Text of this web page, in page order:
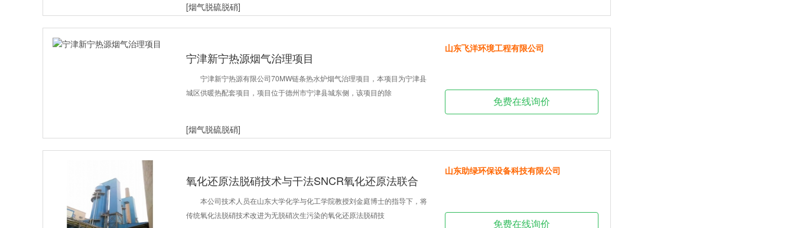
[烟气脱硫脱硝]
宁津新宁热源烟气治理项目
宁津新宁热源有限公司70MW链条热水炉烟气治理项目，本项目为宁津县
城区供暖热配套项目，项目位于德州市宁津县城东侧，该项目的除
[烟气脱硫脱硝]
山东飞洋环境工程有限公司
免费在线询价
氧化还原法脱硝技术与干法SNCR氧化还原法联合
脱硝技术
本公司技术人员在山东大学化学与化工学院教授刘金庭博士的指导下，将
传统氧化法脱硝技术改进为无脱硝次生污染的氧化还原法脱硝技
山东助绿环保设备科技有限公司
免费在线询价